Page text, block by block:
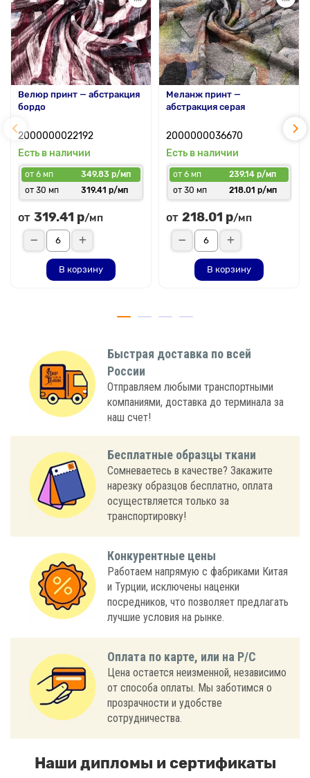
Велюр принт — абстракция
бордо
2000000022192
Есть в наличии
от 6 мп
349.83 р/мп
от 30 мп
319.41 р/мп
от 319.41 р/мп
В корзину
Меланж принт —
абстракция серая
2000000036670
Есть в наличии
от 6 мп
239.14 р/мп
от 30 мп
218.01 р/мп
от 218.01 р/мп
В корзину
Быстрая доставка по всей
России
Отправляем любыми транспортными
компаниями, доставка до терминала за
наш счет!
Бесплатные образцы ткани
Сомневаетесь в качестве? Закажите
нарезку образцов бесплатно, оплата
осуществляется только за
транспортировку!
Конкурентные цены
Работаем напрямую с фабриками Китая
и Турции, исключены наценки
посредников, что позволяет предлагать
лучшие условия на рынке.
Оплата по карте, или на Р/С
Цена остается неизменной, независимо
от способа оплаты. Мы заботимся о
прозрачности и удобстве
сотрудничества.
Наши дипломы и сертификаты